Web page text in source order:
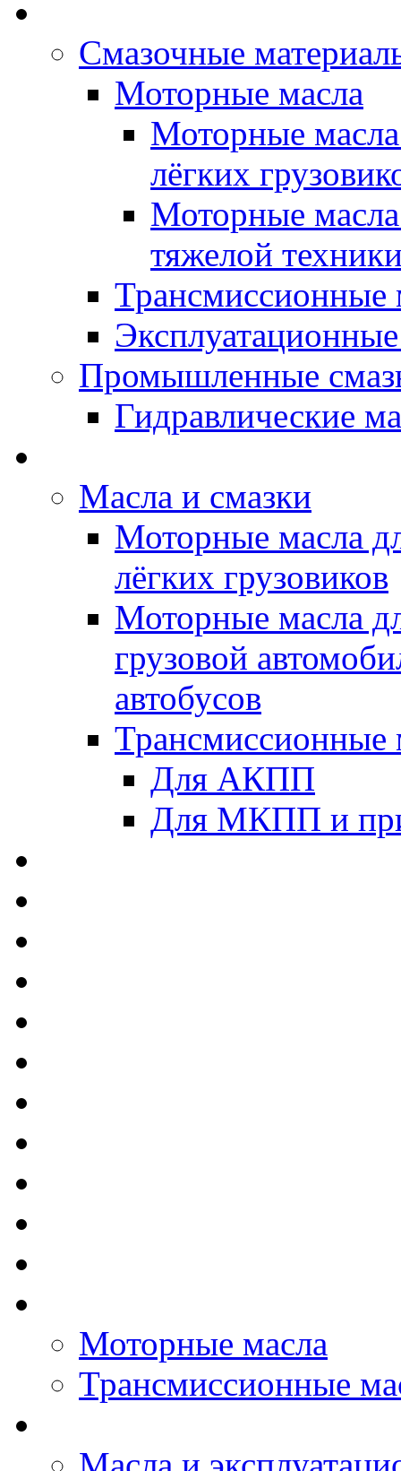
Смазочные
Моторные масла
Моторные
лёгких
Моторные
тяжелой
Трансмиссионные
Промышленные
Гидравлические
Масла и смазки
Моторные масла
лёгких грузовиков
Моторные масла
грузовой
автобусов
Трансмиссионные
Для АКПП
Для МКПП и
Моторные масла
Трансмиссионные